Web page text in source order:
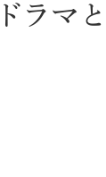
ラマ